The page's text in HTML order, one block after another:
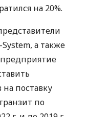
на 20%.
System, а также
предприятие
поставку
по